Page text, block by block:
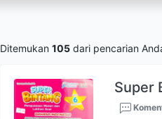
Ditemukan 105 dari pencarian
Super